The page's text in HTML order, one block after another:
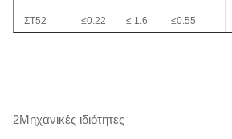
ΣΤ52 ≤0.22 ≤ 1.6 ≤0.55
2Μηχανικές ιδιότητες